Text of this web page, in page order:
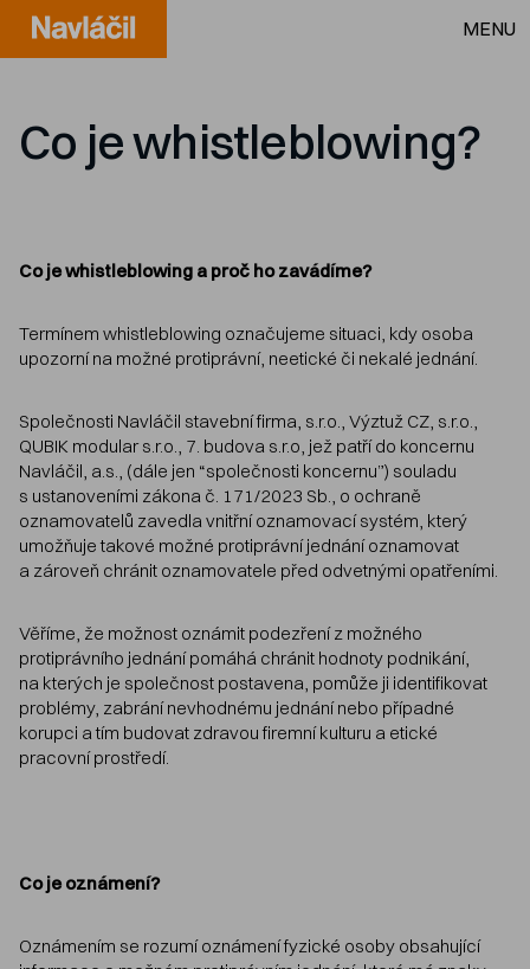
MENU
Co je whistleblowing?
Co je whistleblowing a proč ho zavádíme?
Termínem whistleblowing označujeme situaci, kdy osoba
upozorní na možné protiprávní, neetické či nekalé jednání.
Společnosti Navláčil stavební firma, s.r.o., Výztuž CZ, s.r.o.,
QUBIK modular s.r.o., 7. budova s.r.o, jež patří do koncernu
Navláčil, a.s., (dále jen “společnosti koncernu”) souladu
s ustanoveními zákona č. 171/2023 Sb., o ochraně
oznamovatelů zavedla vnitřní oznamovací systém, který
umožňuje takové možné protiprávní jednání oznamovat
a zároveň chránit oznamovatele před odvetnými opatřeními.
Věříme, že možnost oznámit podezření z možného
protiprávního jednání pomáhá chránit hodnoty podnikání,
na kterých je společnost postavena, pomůže ji identifikovat
problémy, zabrání nevhodnému jednání nebo případné
korupci a tím budovat zdravou firemní kulturu a etické
pracovní prostředí.
Co je oznámení?
Oznámením se rozumí oznámení fyzické osoby obsahující